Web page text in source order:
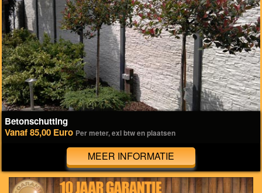
Betonschutting
Vanaf 85,00 Euro Per meter, exl btw en plaatsen
MEER INFORMATIE